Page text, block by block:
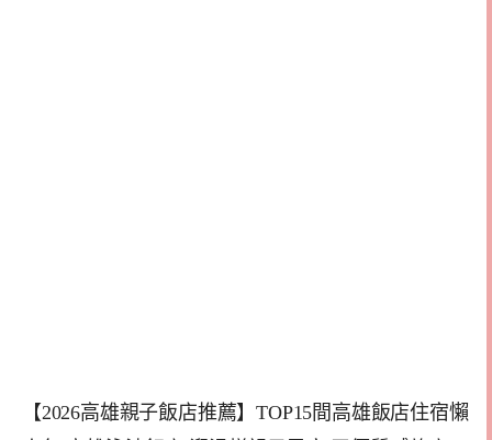
【2026高雄親子飯店推薦】TOP15間高雄飯店住宿懶